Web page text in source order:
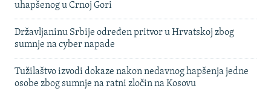
uhapšenog u Crnoj Gori
Državljaninu Srbije određen pritvor u Hrvatskoj zbog
sumnje na cyber napade
Tužilaštvo izvodi dokaze nakon nedavnog hapšenja jedne
osobe zbog sumnje na ratni zločin na Kosovu